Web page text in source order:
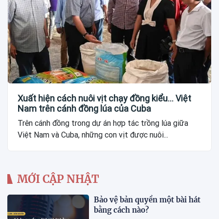
Xuất hiện cách nuôi vịt chạy đồng kiểu... Việt
Nam trên cánh đồng lúa của Cuba
Trên cánh đồng trong dự án hợp tác trồng lúa giữa
Việt Nam và Cuba, những con vịt được nuôi...
MỚI CẬP NHẬT
Bảo vệ bản quyền một bài hát
bằng cách nào?